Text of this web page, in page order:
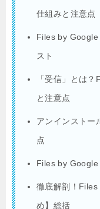
仕組みと注意点
Files by Google
スト
「受信」とは
と注意点
アンインストー
点
Files by Google
徹底解剖！Files
め】総括